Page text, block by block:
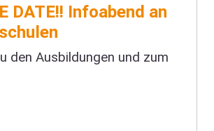
DATE!! Infoabend an
den Ausbildungen und zum